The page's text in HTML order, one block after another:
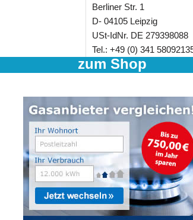
Berliner Str. 1
D- 04105 Leipzig
USt-IdNr. DE 279398088
Tel.: +49 (0) 341
zum Shop